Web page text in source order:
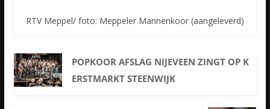
RTV Meppel/ foto: Meppeler Mannenkoor (aangeleverd)
POPKOOR AFSLAG NIJEVEEN ZINGT OP K
ERSTMARKT STEENWIJK